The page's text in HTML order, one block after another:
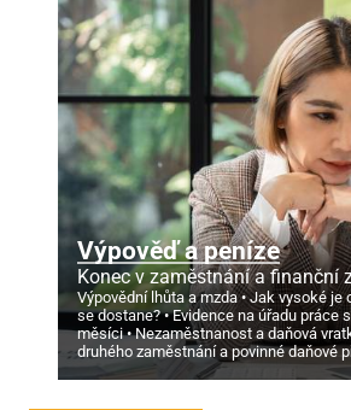
Výpověď a peníze
Konec v zaměstnání a finanční
Výpovědní lhůta a mzda
Jak vysoké je
se dostane?
Evidence na úřadu práce
měsíci
Nezaměstnanost a daňová
druhého zaměstnání a povinné daňové